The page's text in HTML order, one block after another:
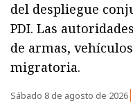
del despliegue
PDI. Las
de armas,
migratoria.
Sábado 8 de agosto de 2026